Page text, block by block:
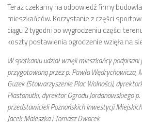
Archiwum konsultacji
Galeria
Dla mediów
Teraz czekamy na odpowiedź firmy
mieszkańców. Korzystanie z części
ciągu 2 tygodni po wygrodzeniu części
koszty postawienia ogrodzenie wzięła na
W spotkaniu udział wzięli mieszkańcy
przygotowaną przez p. Pawła Wędrychowicza,
Guzek (Stowarzyszenie Plac Wolności),
Plastonutki, dyrektor Ogrodu Jordanowskiego p.
przedstawicieli Poznańskich Inwestycji
Jacek Maleszka i Tomasz Dworek